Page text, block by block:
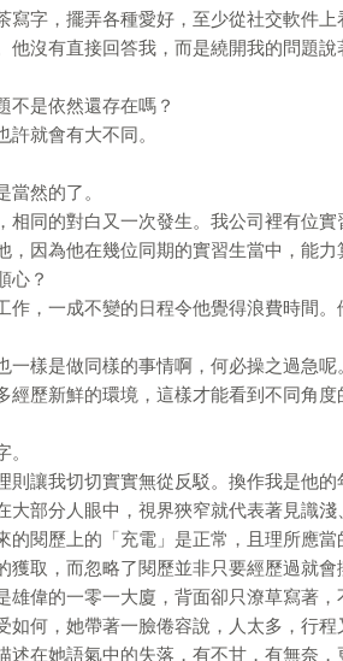
字，擺弄各種愛好，至少從社交軟件上
沒有直接回答我，而是繞開我的問題
不是依然還存在嗎？
就會有大不同。
然的了。
同的對白又一次發生。我公司裡有位實
因為他在幾位同期的實習生當中，能力
心？
，一成不變的日程令他覺得浪費時間。
樣是做同樣的事情啊，何必操之過急呢。
歷新鮮的環境，這樣才能看到不同角
讓我切切實實無從反駁。換作我是他的
部分人眼中，視界狹窄就代表著見識淺
閱歷上的「充電」是正常，且理所應當
取，而忽略了閱歷並非只要經歷過就會
偉的一零一大廈，背面卻只潦草寫著，
何，她帶著一臉倦容說，人太多，行
在她語氣中的失落，有不甘，有無奈，